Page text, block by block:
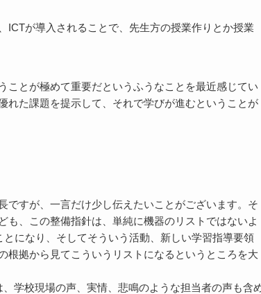
ICTが導入されることで、先生方の授業作りとか授業
ことが極めて重要だというふうなことを最近感じてい
れた課題を提示して、それで学びが進むということが
ですが、一言だけ少し伝えたいことがございます。そ
、この整備指針は、単純に機器のリストではないよ
になり、そしてそういう活動、新しい学習指導要領
根拠から見てこういうリストになるというところを大
学校現場の声、実情、悲鳴のような担当者の声も含